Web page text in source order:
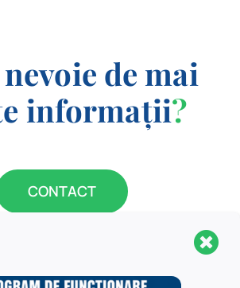
de mai
informații?
CONTACT